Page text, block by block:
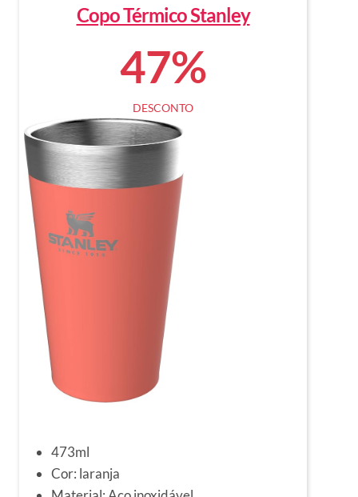
Copo Térmico Stanley
47%
DESCONTO
473ml
Cor: laranja